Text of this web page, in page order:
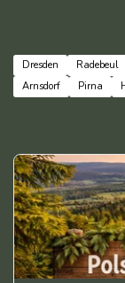
Dresden Radebeul
Arnsdorf
Pirna